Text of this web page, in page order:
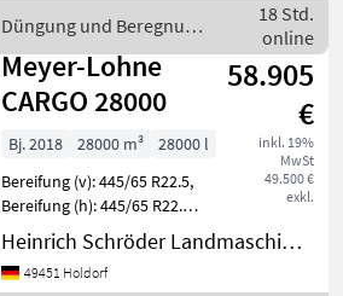
Profis Comfort Düngung
und Be
Düngung und Beregnung
/ Amazone
18 Std.
online
Meyer-Lohne
CARGO 28000
58.905
€
inkl. 19%
MwSt
49.500 €
exkl.
Bj. 2018 28000 m³
28000 l
Bereifung (v): 445/65 R22.5,
Bereifung (h): 445/65 R22.5,
Geschwindigkeit: 40 km/h,
Gesamtgewicht: 33000 kg,
Erstzulassung: 08.02.18,
Heinrich Schröder Landmaschinen KG Holdorf
49451 Holdorf